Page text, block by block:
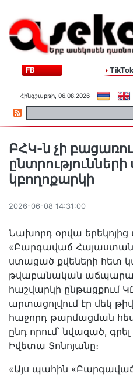
FB
Հինգշաբթի, 06.08.2026
ԲՀԿ-ն չի
ընտրությունների
կբողոքարկի
2026-06-08 14:31:00
Նախորդ օրվա
«Բարգավաճ
ստացած քվեների
թվաբանական
հաշվարկի ընթացքում
արտացոլվում էր մեկ
հաջորդ թարմացման հետ
ընդ որում՝ նվազած,
Իվետա Տոնոյանը։
«Այս պահին